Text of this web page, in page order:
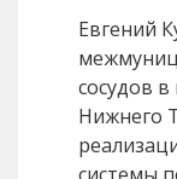
Евгений
сосудов
Нижнего